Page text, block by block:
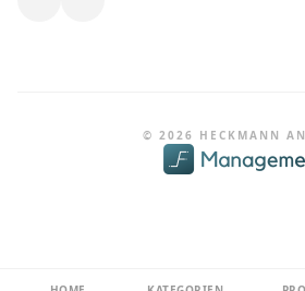
© 2026 HECKMANN